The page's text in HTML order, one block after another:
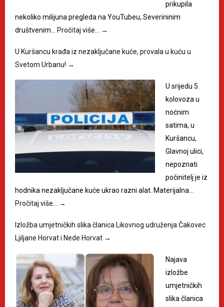
prikupila
nekoliko milijuna pregleda na YouTubeu, Severininim
društvenim…
Pročitaj više… →
U Kuršancu krađa iz nezaključane kuće, provala u kuću u
Svetom Urbanu! →
U srijedu 5.
kolovoza u
noćnim
satima, u
Kuršancu,
Glavnoj ulici,
nepoznati
počinitelj je iz
hodnika nezaključane kuće ukrao razni alat. Materijalna…
Pročitaj više…
→
Izložba umjetničkih slika članica Likovnog udruženja Čakovec
Ljiljane Horvat i Nede Horvat →
Najava
izložbe
umjetničkih
slika članica